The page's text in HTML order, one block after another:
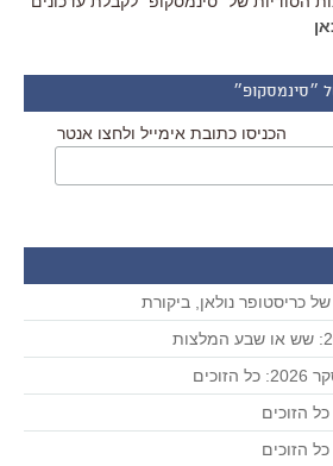
״סינמסקופ״
הכניסו כתובת אימייל ולחצו אנטר
כריסטופר נולאן, ביקורת
הזוכים